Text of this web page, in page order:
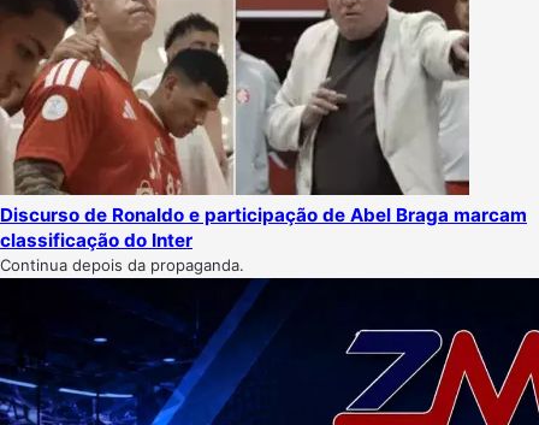
Discurso de Ronaldo e participação de Abel Braga marcam
classificação do Inter
Continua depois da propaganda.